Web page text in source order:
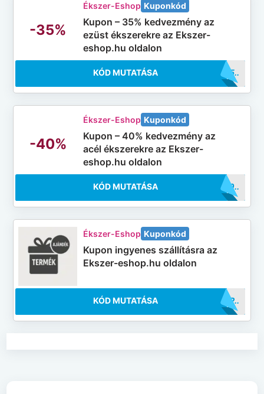
-35%
Ékszer-Eshop Kuponkód
Kupon – 35% kedvezmény az
ezüst ékszerekre az Ekszer-
eshop.hu oldalon
KÓD MUTATÁSA ..FF35
-40%
Ékszer-Eshop Kuponkód
Kupon – 40% kedvezmény az
acél ékszerekre az Ekszer-
eshop.hu oldalon
KÓD MUTATÁSA ..FF40
Ékszer-Eshop Kuponkód
Kupon ingyenes szállításra az
Ekszer-eshop.hu oldalon
KÓD MUTATÁSA ..ELSP